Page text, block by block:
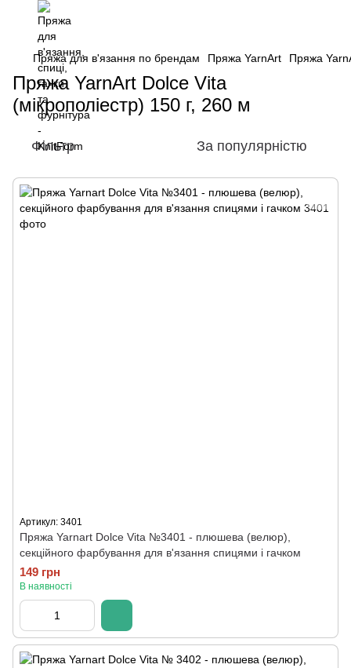
Пряжа для в'язання по брендам Пряжа YarnArt Пряжа
Пряжа YarnArt Dolce Vita
(мікрополіестр) 150 г, 260 м
Фільтр За популярністю
Артикул: 3401
Пряжа Yarnart Dolce Vita №3401 - плюшева (велюр),
секційного фарбування для в'язання спицями і гачком
149 грн
В наявності